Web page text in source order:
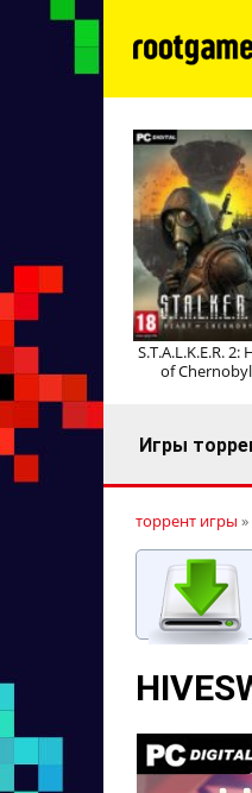
S.T.A.L.K.E.R. 2:
of
Игры
торрент игры »